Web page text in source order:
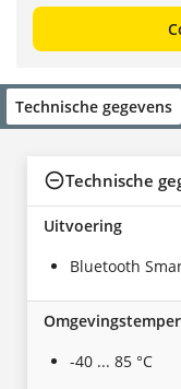
Technische gegevens
Technische
Uitvoering
Bluetooth
-40 ... 85 °C